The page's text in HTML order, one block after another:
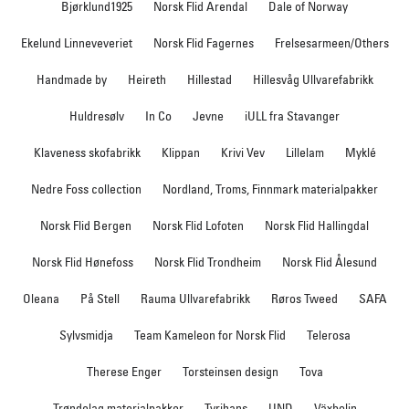
Bjørklund1925 Norsk Flid Arendal Dale of Norway
Ekelund Linneveveriet Norsk Flid Fagernes Frelsesarmeen/Others
Handmade by Heireth Hillestad Hillesvåg Ullvarefabrikk
Huldresølv In Co Jevne iULL fra Stavanger
Klaveness skofabrikk Klippan Krivi Vev Lillelam Myklé
Nedre Foss collection Nordland, Troms, Finnmark materialpakker
Norsk Flid Bergen Norsk Flid Lofoten Norsk Flid Hallingdal
Norsk Flid Hønefoss Norsk Flid Trondheim Norsk Flid Ålesund
Oleana På Stell Rauma Ullvarefabrikk Røros Tweed SAFA
Sylvsmidja Team Kameleon for Norsk Flid Telerosa
Therese Enger Torsteinsen design Tova